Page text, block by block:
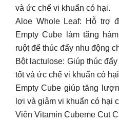
và ức chế vi khuẩn có hại.
Aloe Whole Leaf: Hỗ trợ
Empty Cube làm tăng
ruột để thúc đẩy nhu động
Bột lactulose: Giúp thúc
tốt và ức chế vi khuẩn có hại
Empty Cube giúp tăng
lợi và giảm vi khuẩn có hại
Viên Vitamin Cubeme Cut